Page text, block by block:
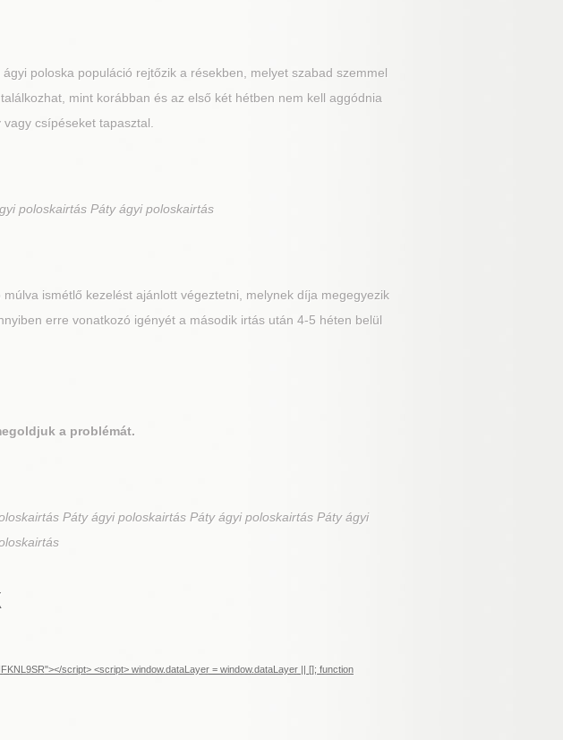
poloska populáció rejtőzik a résekben, melyet szabad szemmel
mint korábban és az első két hétben nem kell aggódnia
csípéseket tapasztal.
poloskairtás Páty ágyi poloskairtás
múlva ismétlő kezelést ajánlott végeztetni, melynek díja megegyezik
erre vonatkozó igényét a második irtás után 4-5 héten belül
a problémát.
Páty ágyi poloskairtás Páty ágyi poloskairtás Páty ágyi
script> <script> window.dataLayer = window.dataLayer || []; function